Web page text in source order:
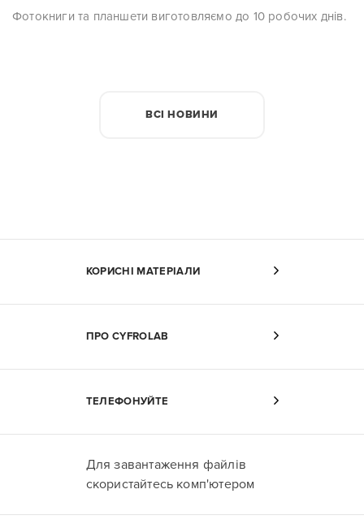
Фотокниги та планшети виготовляємо до 10 робочих днів.
ВСІ НОВИНИ
КОРИСНІ МАТЕРІАЛИ
ПРО CYFROLAB
ТЕЛЕФОНУЙТЕ
Для завантаження файлів
скористайтесь комп'ютером